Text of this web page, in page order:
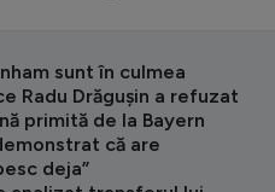
sunt în culmea
Radu Drăgușin a refuzat
primită de la Bayern
că are
deja”